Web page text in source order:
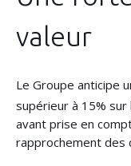
valeur
Le Groupe anticipe
supérieur à 15%
avant prise en
rapprochement des